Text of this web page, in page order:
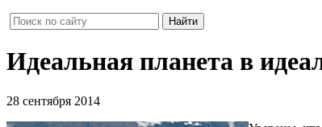
Идеальная планета в
28 сентября 2014